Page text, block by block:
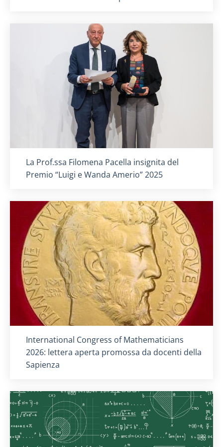
Titolo card :
La Prof.ssa Filomena Pacella insignita del
Premio “Luigi e Wanda Amerio” 2025
Titolo card:
International Congress of Mathematicians
2026: lettera aperta promossa da docenti della
Sapienza